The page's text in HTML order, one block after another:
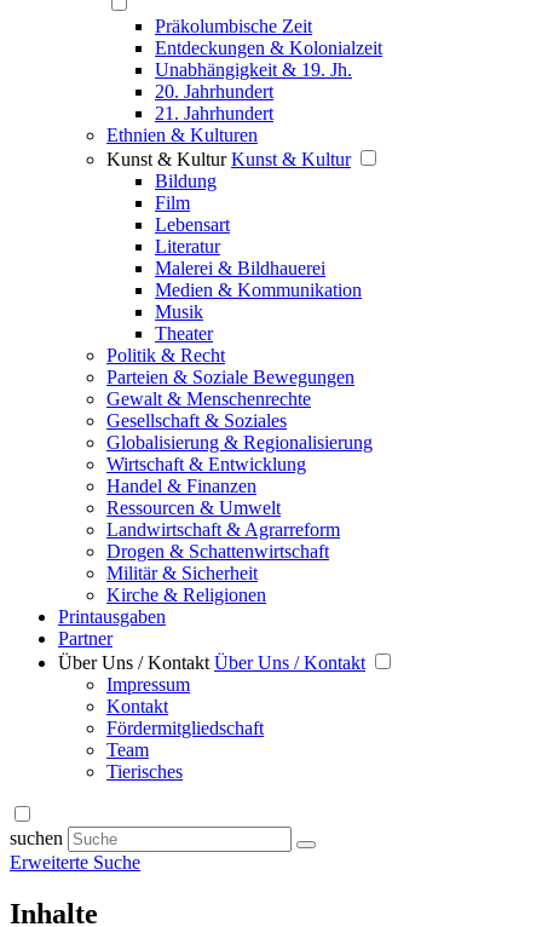
Präkolumbische Zeit
Entdeckungen & Kolonialzeit
Unabhängigkeit & 19. Jh.
20. Jahrhundert
21. Jahrhundert
Ethnien & Kulturen
Kunst & Kultur Kunst & Kultur
Bildung
Film
Lebensart
Literatur
Malerei & Bildhauerei
Medien & Kommunikation
Musik
Theater
Politik & Recht
Parteien & Soziale Bewegungen
Gewalt & Menschenrechte
Gesellschaft & Soziales
Globalisierung & Regionalisierung
Wirtschaft & Entwicklung
Handel & Finanzen
Ressourcen & Umwelt
Landwirtschaft & Agrarreform
Drogen & Schattenwirtschaft
Militär & Sicherheit
Kirche & Religionen
Printausgaben
Partner
Über Uns / Kontakt Über Uns / Kontakt
Impressum
Kontakt
Fördermitgliedschaft
Team
Tierisches
suchen
Erweiterte Suche
Inhalte